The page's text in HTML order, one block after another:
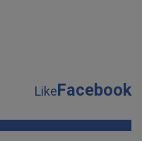
LikeFacebook